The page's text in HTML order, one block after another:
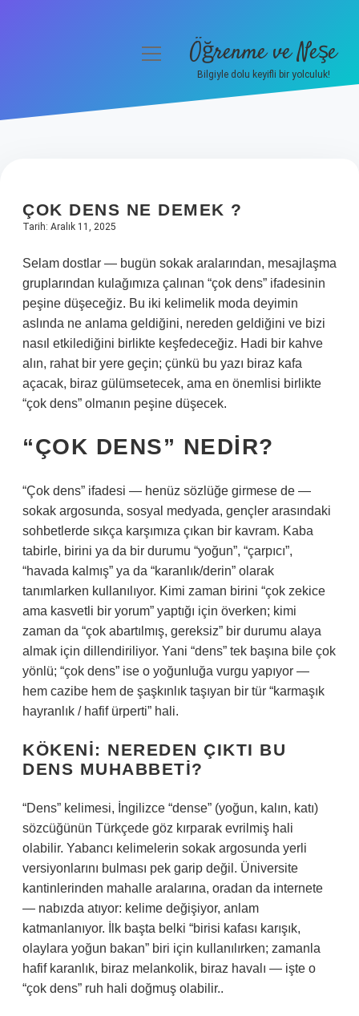
Hakkımızda
menüyüÖğrenme ve Neşe
Bilgiyle dolu keyifli bir yolculuk!
ÇOK DENS NE DEMEK ?
Tarih: Aralık 11, 2025
Selam dostlar — bugün sokak aralarından, mesajlaşma
gruplarından kulağımıza çalınan “çok dens” ifadesinin
peşine düşeceğiz. Bu iki kelimelik moda deyimin
aslında ne anlama geldiğini, nereden geldiğini ve bizi
nasıl etkilediğini birlikte keşfedeceğiz. Hadi bir kahve
alın, rahat bir yere geçin; çünkü bu yazı biraz kafa
açacak, biraz gülümsetecek, ama en önemlisi birlikte
“çok dens” olmanın peşine düşecek.
“ÇOK DENS” NEDIR?
“Çok dens” ifadesi — henüz sözlüğe girmese de —
sokak argosunda, sosyal medyada, gençler arasındaki
sohbetlerde sıkça karşımıza çıkan bir kavram. Kaba
tabirle, birini ya da bir durumu “yoğun”, “çarpıcı”,
“havada kalmış” ya da “karanlık/derin” olarak
tanımlarken kullanılıyor. Kimi zaman birini “çok zekice
ama kasvetli bir yorum” yaptığı için överken; kimi
zaman da “çok abartılmış, gereksiz” bir durumu alaya
almak için dillendiriliyor. Yani “dens” tek başına bile çok
yönlü; “çok dens” ise o yoğunluğa vurgu yapıyor —
hem cazibe hem de şaşkınlık taşıyan bir tür “karmaşık
hayranlık / hafif ürperti” hali.
KÖKENI: NEREDEN ÇIKTI BU
DENS MUHABBETI?
“Dens” kelimesi, İngilizce “dense” (yoğun, kalın, katı)
sözcüğünün Türkçede göz kırparak evrilmiş hali
olabilir. Yabancı kelimelerin sokak argosunda yerli
versiyonlarını bulması pek garip değil. Üniversite
kantinlerinden mahalle aralarına, oradan da internete
— nabızda atıyor: kelime değişiyor, anlam
katmanlanıyor. İlk başta belki “birisi kafası karışık,
olaylara yoğun bakan” biri için kullanılırken; zamanla
hafif karanlık, biraz melankolik, biraz havalı — işte o
“çok dens” ruh hali doğmuş olabilir..